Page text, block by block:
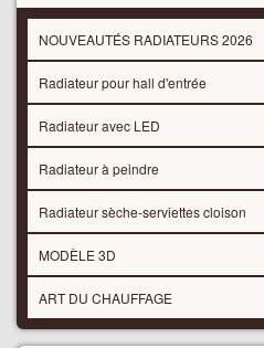
NOUVEAUTÉS RADIATEURS 2026
Radiateur pour hall d'entrée
Radiateur avec LED
Radiateur à peindre
Radiateur sèche-serviettes cloison
MODÈLE 3D
ART DU CHAUFFAGE